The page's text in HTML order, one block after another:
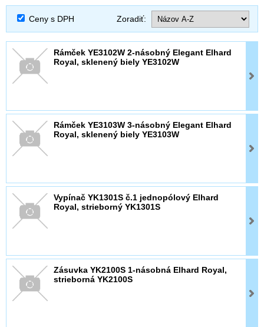
Ceny s DPH Zoradiť:
Rámček YE3102W 2-násobný Elegant Elhard
Royal, sklenený biely YE3102W
Rámček YE3103W 3-násobný Elegant Elhard
Royal, sklenený biely YE3103W
Vypínač YK1301S č.1 jednopólový Elhard
Royal, strieborný YK1301S
Zásuvka YK2100S 1-násobná Elhard Royal,
strieborná YK2100S